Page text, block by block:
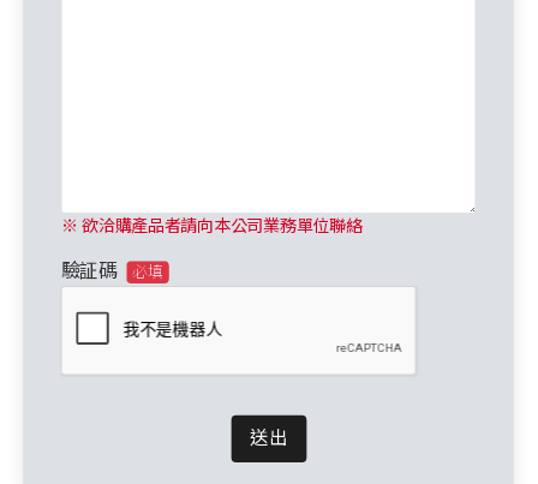
※ 欲洽購產品者請向本公司業務單位聯絡
驗証碼 必填
送出